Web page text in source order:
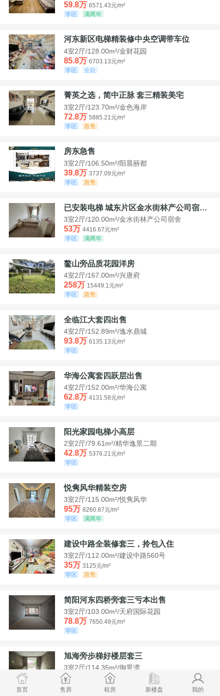
59.8万 6571.43元/m²
学区
满两年
河东新区电梯精装修中央空调带车位
4室2厅/128.00m²/金财花园
85.8万 6703.13元/m²
学区
全款
菁英之选，简中正脉 套三精装美宅
3室2厅/123.70m²/金色海岸
72.8万 5885.21元/m²
学区
急售
房东急售
3室2厅/106.50m²/阳晨丽都
39.8万 3737.09元/m²
学区
急售
已安装电梯 城东片区金水街林产公司宿舍套三可看江景
3室2厅/120.00m²/金水街林产公司宿舍
53万 4416.67元/m²
学区
满两年
鳌山旁品质花园洋房
4室2厅/167.00m²/兴唐府
258万 15449.1元/m²
学区
急售
全临江大套四出售
4室2厅/152.89m²/逸水鼎城
93.8万 6135.13元/m²
学区
华海公寓套四跃层出售
4室2厅/152.00m²/华海公寓
62.8万 4131.58元/m²
学区
阳光家园电梯小高层
2室2厅/79.61m²/精华逸景二期
42.8万 5376.21元/m²
学区
悦隽风华精装空房
3室2厅/115.00m²/悦隽风华
95万 8260.87元/m²
学区
满两年
建设中路全装修套三，拎包入住
3室2厅/112.00m²/建设中路560号
35万 3125元/m²
学区
急售
简阳河东四桥旁套三亏本出售
3室2厅/103.00m²/天府国际花园
78.8万 7650.49元/m²
学区
旭海旁步梯好楼层套三
3室2厅/114.35m²/御景湾
52万
4547.44元/m²
学区
首页 售房 租房 新楼盘 我的